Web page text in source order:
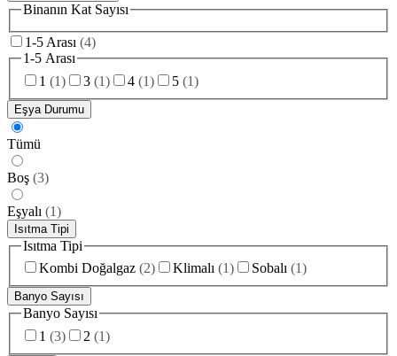
Binanın Kat Sayısı
1-5 Arası (4)
1-5 Arası
1 (1) 3 (1) 4 (1) 5 (1)
Eşya Durumu
Tümü
Boş (3)
Eşyalı (1)
Isıtma Tipi
Isıtma Tipi
Kombi Doğalgaz (2) Klimalı (1) Sobalı (1)
Banyo Sayısı
Banyo Sayısı
1 (3) 2 (1)